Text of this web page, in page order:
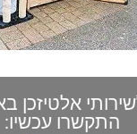
אלטיזכן
התקשרו עכשיו: